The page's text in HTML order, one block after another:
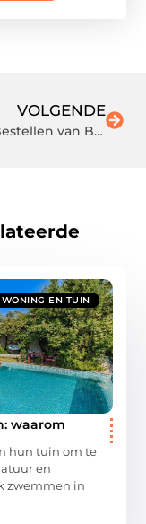
VOLGENDE
Gebak Bestellen van Brievenbus Banket
WONING EN TUIN
waarom
hun tuin om te
en
zwemmen in